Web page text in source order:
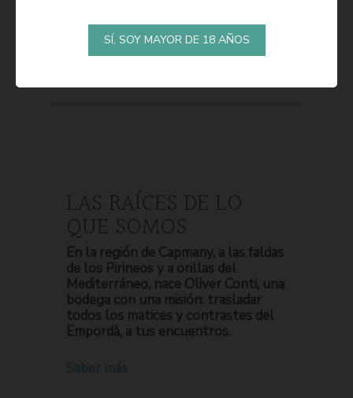
LAS RAÍCES DE LO
QUE SOMOS
En la región de Capmany, a las faldas
de los Pirineos y a orillas del
Mediterráneo, nace Oliver Conti, una
bodega con una misión: trasladar
todos los matices y contrastes del
Empordà, a tus encuentros.
SÍ, SOY MAYOR DE 18 AÑOS